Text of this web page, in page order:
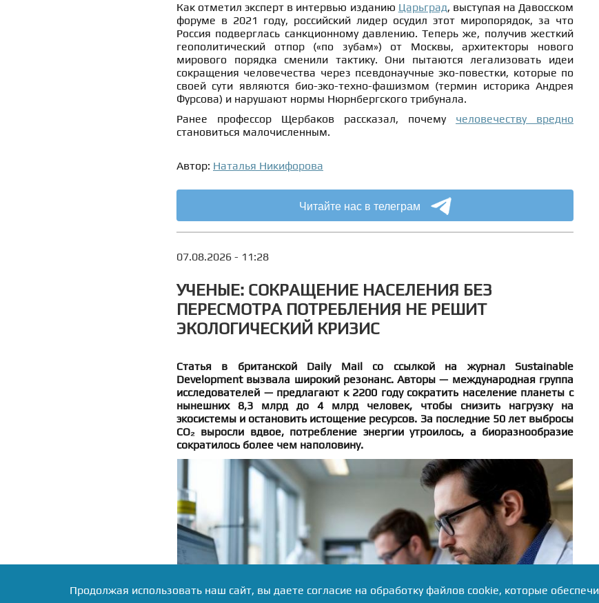
Как отметил эксперт в интервью изданию Царьград, выступая на Давосском
форуме в 2021 году, российский лидер осудил этот миропорядок, за что
Россия подверглась санкционному давлению. Теперь же, получив жесткий
геополитический отпор («по зубам») от Москвы, архитекторы нового
мирового порядка сменили тактику. Они пытаются легализовать идеи
сокращения человечества через псевдонаучные эко-повестки, которые по
своей сути являются био-эко-техно-фашизмом (термин историка Андрея
Фурсова) и нарушают нормы Нюрнбергского трибунала.
Ранее профессор Щербаков рассказал, почему человечеству вредно
становиться малочисленным.
Автор: Наталья Никифорова
Читайте нас в телеграм
07.08.2026 - 11:28
УЧЕНЫЕ: СОКРАЩЕНИЕ НАСЕЛЕНИЯ БЕЗ
ПЕРЕСМОТРА ПОТРЕБЛЕНИЯ НЕ РЕШИТ
ЭКОЛОГИЧЕСКИЙ КРИЗИС
Статья в британской Daily Mail со ссылкой на журнал Sustainable
Development вызвала широкий резонанс. Авторы — международная группа
исследователей — предлагают к 2200 году сократить население планеты с
нынешних 8,3 млрд до 4 млрд человек, чтобы снизить нагрузку на
экосистемы и остановить истощение ресурсов. За последние 50 лет выбросы
CO₂ выросли вдвое, потребление энергии утроилось, а биоразнообразие
сократилось более чем наполовину.
Продолжая использовать наш сайт, вы даете согласие на обработку файлов cookie, которые